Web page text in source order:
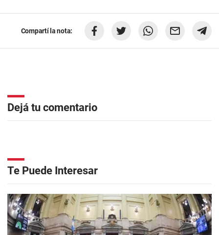
Compartí la nota:
Dejá tu comentario
Te Puede Interesar